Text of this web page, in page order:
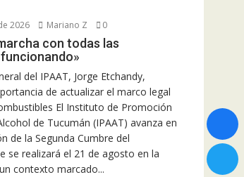
2026 Mariano Z 0
con todas las
del IPAAT, Jorge Etchandy,
de actualizar el marco legal
El Instituto de Promoción
de Tucumán (IPAAT) avanza en
de la Segunda Cumbre del
se realizará el 21 de agosto en la
contexto marcado...